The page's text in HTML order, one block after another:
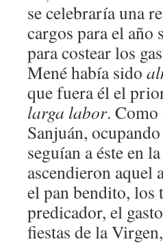
se celebraría una
cargos para el año
para costear los
Mené había sido
que fuera él el
larga labor. Como
Sanjuán,
seguían a éste en
ascendieron aquel
el pan bendito, los
predicador, el
fiestas de la